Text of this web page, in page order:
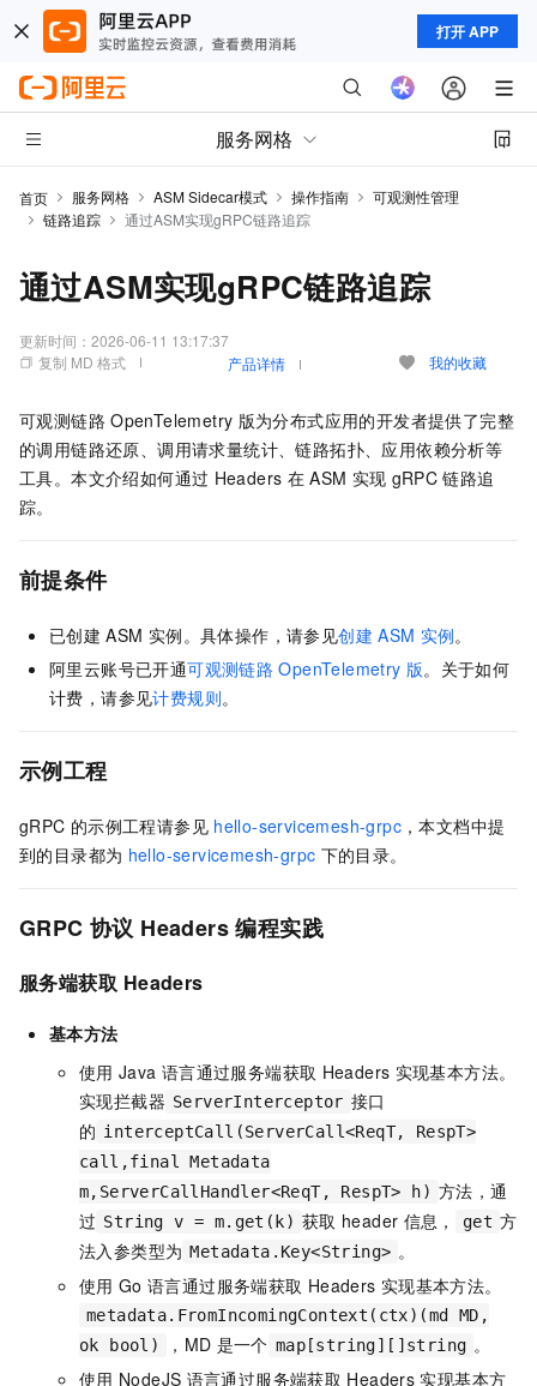
打开 APP
服务网格
首页 服务网格 ASM Sidecar模式 操作指南
可观测性管理
链路追踪
通过ASM实现gRPC链路追踪
通过ASM实现gRPC链路追踪
更新时间： 2026-06-11 13:17:37
复制 MD 格式
产品详情 我的收藏
可观测链路 OpenTelemetry 版为分布式应用的开发者提供了完整
的调用链路还原、调用请求量统计、链路拓扑、应用依赖分析等
工具。本文介绍如何通过 Headers 在 ASM 实现 gRPC 链路追
踪。
前提条件
已创建 ASM 实例。具体操作，请参见创建 ASM 实例。
阿里云账号已开通可观测链路 OpenTelemetry 版。关于如何
计费，请参见计费规则。
示例工程
gRPC 的示例工程请参见 hello-servicemesh-grpc ，本文档中提
到的目录都为 hello-servicemesh-grpc 下的目录。
GRPC 协议 Headers 编程实践
服务端获取 Headers
基本方法
使用 Java 语言通过服务端获取 Headers 实现基本方法。
实现拦截器 ServerInterceptor 接口
的 interceptCall(ServerCall<ReqT, RespT>
call,final Metadata
m,ServerCallHandler<ReqT, RespT> h) 方法，通
过 String v = m.get(k) 获取 header 信息， get 方
法入参类型为 Metadata.Key<String> 。
使用 Go 语言通过服务端获取 Headers 实现基本方法。
metadata.FromIncomingContext(ctx)(md MD,
ok bool)
，MD 是一个 map[string][]string 。
使用 NodeJS 语言通过服务端获取 Headers 实现基本方